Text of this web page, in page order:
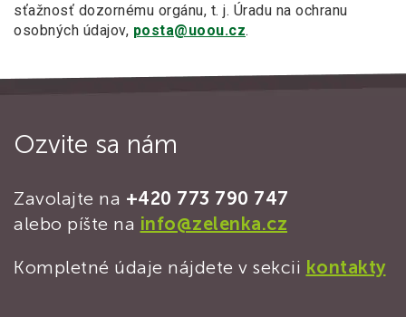
sťažnosť dozornému orgánu, t. j. Úradu na ochranu
osobných údajov, posta@uoou.cz.
Ozvite sa nám
Zavolajte na +420 773 790 747
alebo píšte na info@zelenka.cz
Kompletné údaje nájdete v sekcii kontakty